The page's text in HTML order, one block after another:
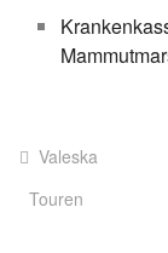
Valeska
Touren